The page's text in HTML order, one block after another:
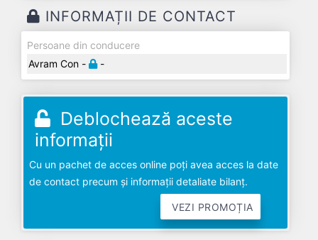
INFORMAȚII DE CONTACT
Persoane din conducere
Avram Con -
-
Deblochează aceste
informații
Cu un pachet de acces online poți avea acces la date
de contact precum și informații detaliate bilanț.
VEZI PROMOȚIA